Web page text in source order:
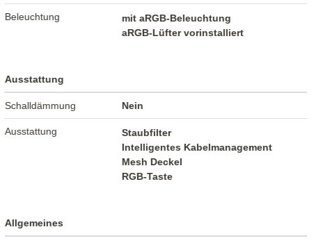
Beleuchtung
mit aRGB-Beleuchtung
aRGB-Lüfter vorinstalliert
Ausstattung
Schalldämmung Nein
Ausstattung
Staubfilter
Intelligentes Kabelmanagement
Mesh Deckel
RGB-Taste
Allgemeines